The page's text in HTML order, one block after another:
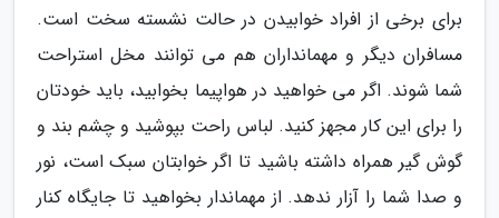
برای برخی از افراد خوابیدن در حالت نشسته سخت است.
مسافران دیگر و مهمانداران هم می توانند مخل استراحت
شما شوند. اگر می خواهید در هواپیما بخوابید، باید خودتان
را برای این کار مجهز کنید. لباس راحت بپوشید و چشم بند و
گوش گیر همراه داشته باشید تا اگر خوابتان سبک است، نور
و صدا شما را آزار ندهد. از مهماندار بخواهید تا جایگاه کنار